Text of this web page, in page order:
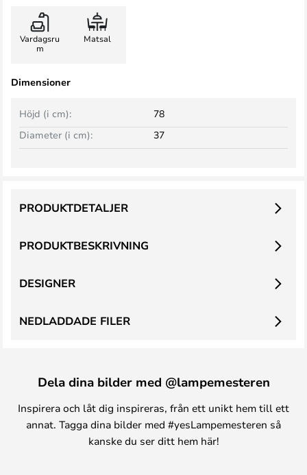
Vardagsru
m
Matsal
Dimensioner
Höjd (i cm):
78
Diameter (i cm):
37
PRODUKTBESKRIVNING
PRODUKTDETALJER
DESIGNER
NEDLADDADE FILER
Dela dina bilder med @lampemesteren
Inspirera och låt dig inspireras, från ett unikt hem till ett
annat. Tagga dina bilder med #yesLampemesteren så
kanske du ser ditt hem här!